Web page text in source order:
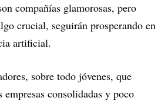
compañías glamorosas, pero
crucial, seguirán prosperando en
artificial.
sobre todo jóvenes, que
consolidadas y poco